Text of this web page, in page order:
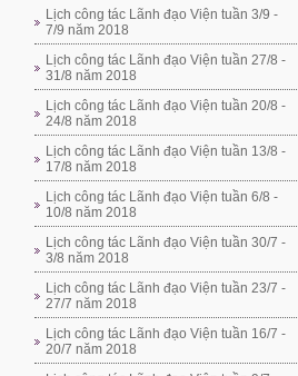
Lịch công tác Lãnh đạo Viện tuần 3/9 -
7/9 năm 2018
Lịch công tác Lãnh đạo Viện tuần 27/8 -
31/8 năm 2018
Lịch công tác Lãnh đạo Viện tuần 20/8 -
24/8 năm 2018
Lịch công tác Lãnh đạo Viện tuần 13/8 -
17/8 năm 2018
Lịch công tác Lãnh đạo Viện tuần 6/8 -
10/8 năm 2018
Lịch công tác Lãnh đạo Viện tuần 30/7 -
3/8 năm 2018
Lịch công tác Lãnh đạo Viện tuần 23/7 -
27/7 năm 2018
Lịch công tác Lãnh đạo Viện tuần 16/7 -
20/7 năm 2018